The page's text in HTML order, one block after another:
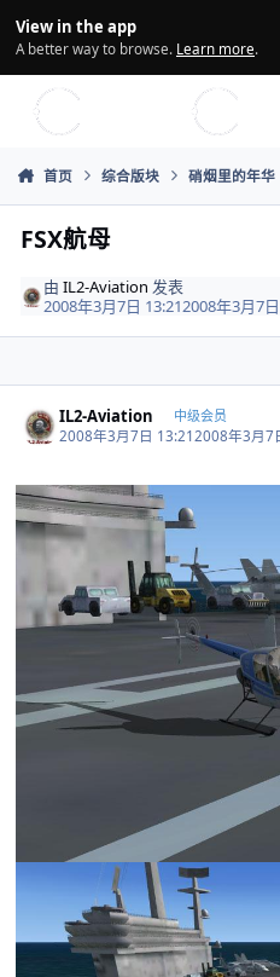
View in the app
A better way to browse. Learn more.
首页 综合版块 硝烟里的年华
FSX航母
由IL2-Aviation 发表
2008年3月7日 13:212008年3月7日
IL2-Aviation 中级会员
2008年3月7日 13:212008年3月7